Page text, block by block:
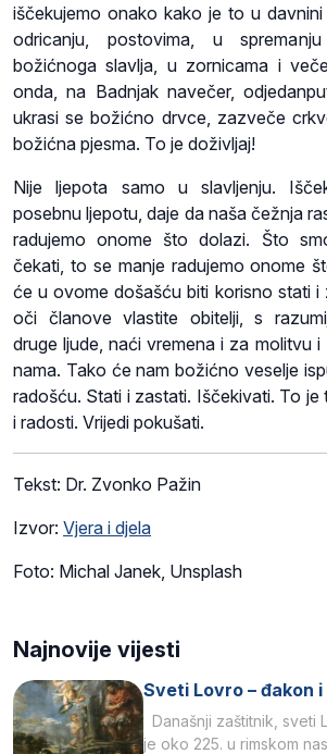
iščekujemo onako kako je to u davnini
odricanju, postovima, u
božićnoga slavlja, u zornicama i
onda, na Badnjak navečer,
ukrasi se božićno drvce, zazveče
božićna pjesma. To je doživljaj!
Nije ljepota samo u slavljenju.
posebnu ljepotu, daje da naša čežnja
radujemo onome što dolazi. Što
čekati, to se manje radujemo onome
će u ovome došašću biti korisno stati i
oči članove vlastite obitelji, s
druge ljude, naći vremena i za molitvu
nama. Tako će nam božićno veselje
radošću. Stati i zastati. Iščekivati. To je
i radosti. Vrijedi pokušati.
Tekst: Dr. Zvonko Pažin
Izvor: Vjera i djela
Foto: Michal Janek, Unsplash
Najnovije vijesti
Sveti Lovro – đakon
Današnji zaštitnik, sveti
je oko 225. u rimskom